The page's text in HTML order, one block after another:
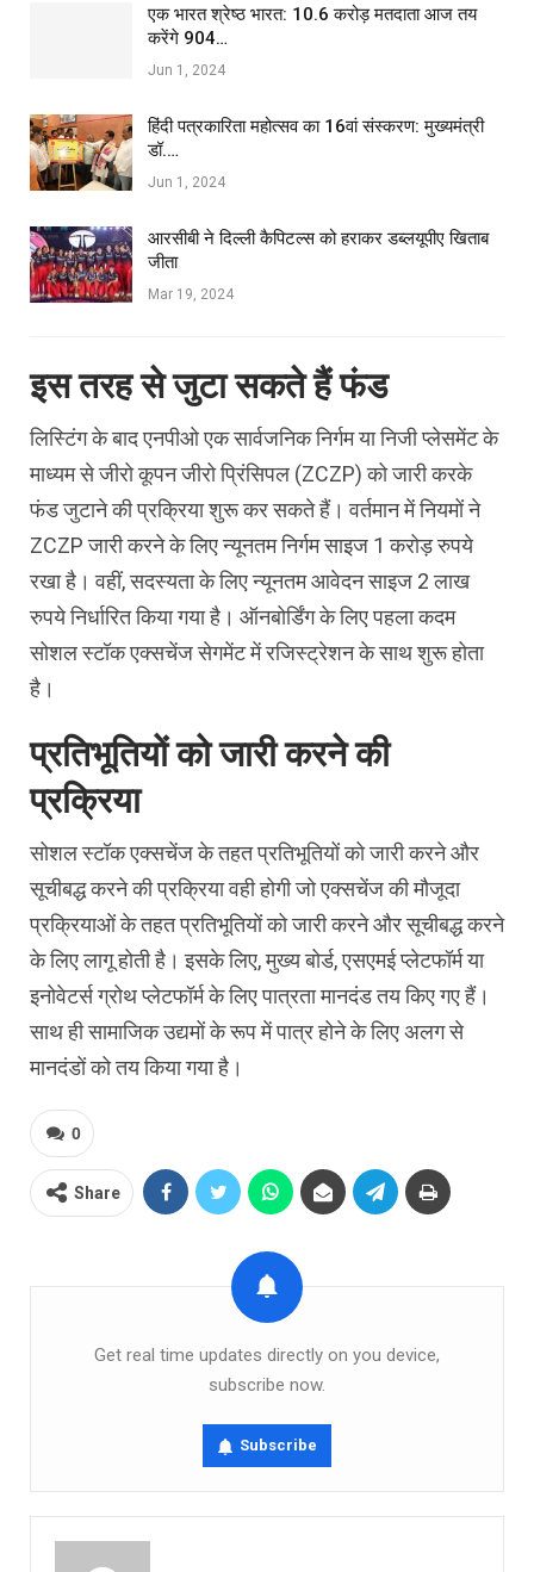
एक भारत श्रेष्ठ भारत: 10.6 करोड़ मतदाता आज तय
करेंगे 904…
Jun 1, 2024
हिंदी पत्रकारिता महोत्सव का 16वां संस्करण: मुख्यमंत्री
डॉ.…
Jun 1, 2024
आरसीबी ने दिल्ली कैपिटल्स को हराकर डब्लयूपीए खिताब
जीता
Mar 19, 2024
इस तरह से जुटा सकते हैं फंड
लिस्टिंग के बाद एनपीओ एक सार्वजनिक निर्गम या निजी प्लेसमेंट के
माध्यम से जीरो कूपन जीरो प्रिंसिपल (ZCZP) को जारी करके
फंड जुटाने की प्रक्रिया शुरू कर सकते हैं। वर्तमान में नियमों ने
ZCZP जारी करने के लिए न्यूनतम निर्गम साइज 1 करोड़ रुपये
रखा है। वहीं, सदस्यता के लिए न्यूनतम आवेदन साइज 2 लाख
रुपये निर्धारित किया गया है। ऑनबोर्डिंग के लिए पहला कदम
सोशल स्टॉक एक्सचेंज सेगमेंट में रजिस्ट्रेशन के साथ शुरू होता
है।
प्रतिभूतियों को जारी करने की
प्रक्रिया
सोशल स्टॉक एक्सचेंज के तहत प्रतिभूतियों को जारी करने और
सूचीबद्ध करने की प्रक्रिया वही होगी जो एक्सचेंज की मौजूदा
प्रक्रियाओं के तहत प्रतिभूतियों को जारी करने और सूचीबद्ध करने
के लिए लागू होती है। इसके लिए, मुख्य बोर्ड, एसएमई प्लेटफॉर्म या
इनोवेटर्स ग्रोथ प्लेटफॉर्म के लिए पात्रता मानदंड तय किए गए हैं।
साथ ही सामाजिक उद्यमों के रूप में पात्र होने के लिए अलग से
मानदंडों को तय किया गया है।
0
Share
Get real time updates directly on you device,
subscribe now.
Subscribe